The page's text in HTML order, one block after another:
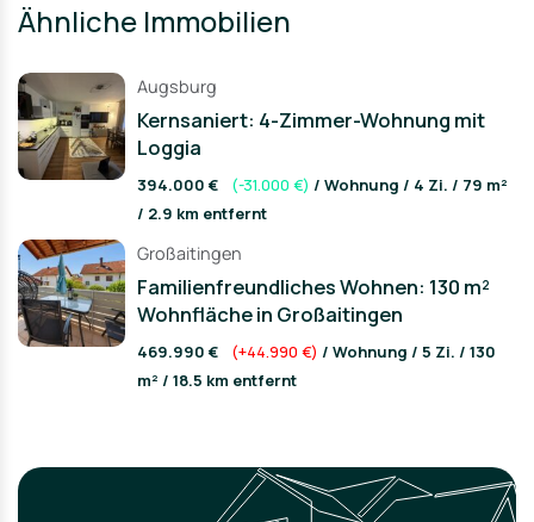
Ähnliche Immobilien
Augsburg
Kernsaniert: 4-Zimmer-Wohnung mit
Loggia
394.000 € (-31.000 €) / Wohnung / 4 Zi. / 79 m²
/ 2.9 km entfernt
Großaitingen
Familienfreundliches Wohnen: 130 m²
Wohnfläche in Großaitingen
469.990 € (+44.990 €) / Wohnung / 5 Zi. / 130
m² / 18.5 km entfernt